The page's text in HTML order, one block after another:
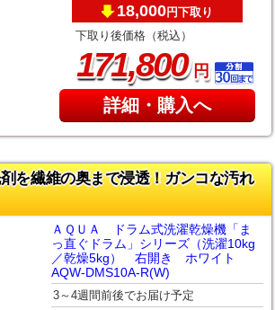
18,000円下取り
下取り後価格（税込）
171,800円
詳細・購入へ
を繊維の奥まで浸透！ガンコな汚れ
ＡＱＵＡ ドラム式洗濯乾燥機「ま
っ直ぐドラム」シリーズ（洗濯10kg
／乾燥5kg） 右開き ホワイト
AQW-DMS10A-R(W)
3～4週間前後でお届け予定